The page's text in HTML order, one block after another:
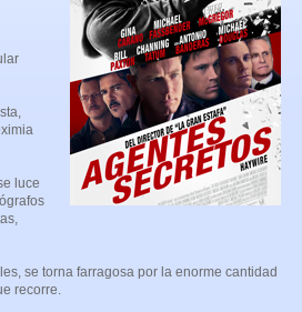
luce
se torna farragosa por la enorme cantidad
recorre.